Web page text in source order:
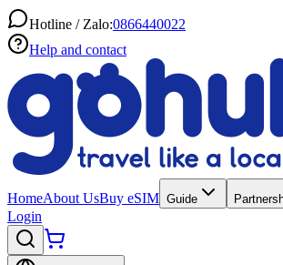
Hotline / Zalo:0866440022
Help and contact
HomeAbout UsBuy eSIM Guide
Login